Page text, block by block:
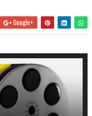
Google+